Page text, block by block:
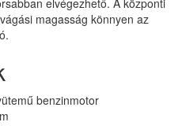
elvégezhető. A központi
magasság könnyen az
benzinmotor